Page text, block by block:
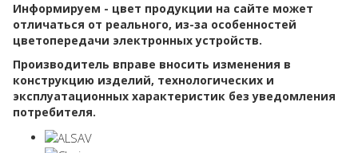
Информируем - цвет продукции на сайте может
отличаться от реального, из-за особенностей
цветопередачи электронных устройств.
Производитель вправе вносить изменения в
конструкцию изделий, технологических и
эксплуатационных характеристик без уведомления
потребителя.